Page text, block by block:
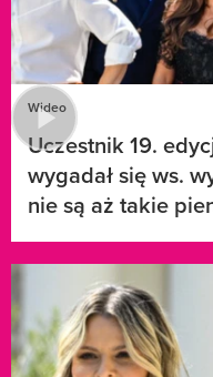
Wideo
Uczestnik 19.
wygadał się ws.
nie są aż takie